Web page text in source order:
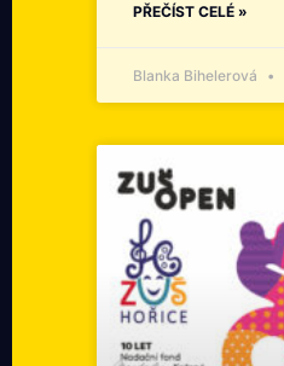
PŘEČÍST CELÉ »
Blanka Bihelerová